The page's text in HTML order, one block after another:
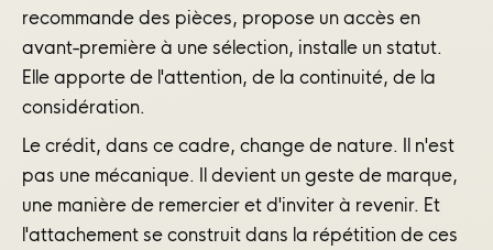
recommande des pièces, propose un accès en
avant-première à une sélection, installe un statut.
Elle apporte de l'attention, de la continuité, de la
considération.
Le crédit, dans ce cadre, change de nature. Il n'est
pas une mécanique. Il devient un geste de marque,
une manière de remercier et d'inviter à revenir. Et
l'attachement se construit dans la répétition de ces